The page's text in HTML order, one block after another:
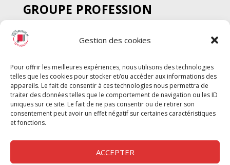
Gestion des cookies
Pour offrir les meilleures expériences, nous utilisons des technologies
telles que les cookies pour stocker et/ou accéder aux informations des
appareils. Le fait de consentir à ces technologies nous permettra de
traiter des données telles que le comportement de navigation ou les ID
uniques sur ce site. Le fait de ne pas consentir ou de retirer son
consentement peut avoir un effet négatif sur certaines caractéristiques
et fonctions.
ACCEPTER
GROUPE PROFESSION
SPECTACLE
Chèque Intermittents
Chèque Compta
Chèque Emploi Spectacle
G-Pods
Profession Audio-visuel